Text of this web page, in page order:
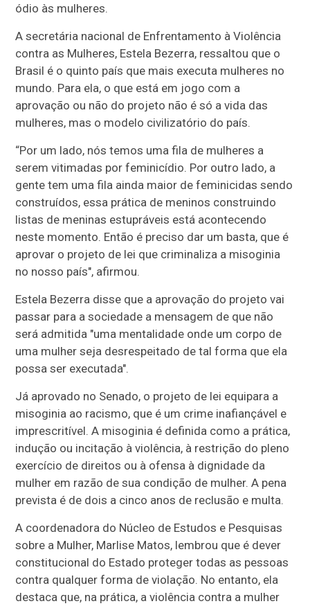
ódio às mulheres.
A secretária nacional de Enfrentamento à Violência
contra as Mulheres, Estela Bezerra, ressaltou que o
Brasil é o quinto país que mais executa mulheres no
mundo. Para ela, o que está em jogo com a
aprovação ou não do projeto não é só a vida das
mulheres, mas o modelo civilizatório do país.
“Por um lado, nós temos uma fila de mulheres a
serem vitimadas por feminicídio. Por outro lado, a
gente tem uma fila ainda maior de feminicidas sendo
construídos, essa prática de meninos construindo
listas de meninas estupráveis está acontecendo
neste momento. Então é preciso dar um basta, que é
aprovar o projeto de lei que criminaliza a misoginia
no nosso país", afirmou.
Estela Bezerra disse que a aprovação do projeto vai
passar para a sociedade a mensagem de que não
será admitida "uma mentalidade onde um corpo de
uma mulher seja desrespeitado de tal forma que ela
possa ser executada".
Já aprovado no Senado, o projeto de lei equipara a
misoginia ao racismo, que é um crime inafiançável e
imprescritível. A misoginia é definida como a prática,
indução ou incitação à violência, à restrição do pleno
exercício de direitos ou à ofensa à dignidade da
mulher em razão de sua condição de mulher. A pena
prevista é de dois a cinco anos de reclusão e multa.
A coordenadora do Núcleo de Estudos e Pesquisas
sobre a Mulher, Marlise Matos, lembrou que é dever
constitucional do Estado proteger todas as pessoas
contra qualquer forma de violação. No entanto, ela
destaca que, na prática, a violência contra a mulher